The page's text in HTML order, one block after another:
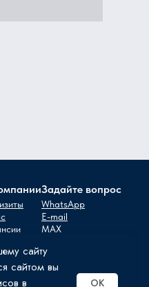
сайту
сайтом вы
в
OK
Задайте вопрос
WhatsApp
E-mail
MAX